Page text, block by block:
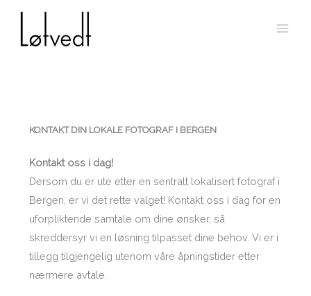
content
KONTAKT DIN LOKALE FOTOGRAF I BERGEN
Kontakt oss i dag!
Dersom du er ute etter en sentralt lokalisert fotograf i
Bergen, er vi det rette valget! Kontakt oss i dag for en
uforpliktende samtale om dine ønsker, så
skreddersyr vi en løsning tilpasset dine behov. Vi er i
tillegg tilgjengelig utenom våre åpningstider etter
nærmere avtale.